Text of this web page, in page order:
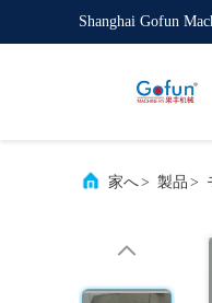
Shanghai Gofun
家へ> 製品 >